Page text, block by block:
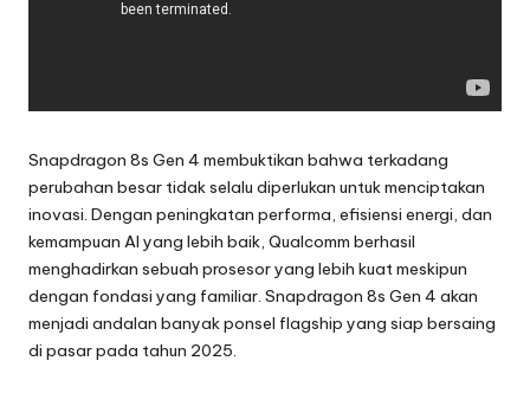
Snapdragon 8s Gen 4 membuktikan bahwa terkadang
perubahan besar tidak selalu diperlukan untuk menciptakan
inovasi. Dengan peningkatan performa, efisiensi energi, dan
kemampuan AI yang lebih baik, Qualcomm berhasil
menghadirkan sebuah prosesor yang lebih kuat meskipun
dengan fondasi yang familiar. Snapdragon 8s Gen 4 akan
menjadi andalan banyak ponsel flagship yang siap bersaing
di pasar pada tahun 2025.